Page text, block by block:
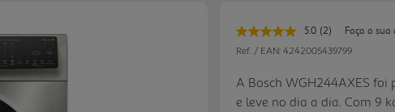
5.0 Leu
2
Link
para
a
(2)
Faça a sua
Ref. / EAN: 4242005439799
A Bosch WGH244AXES
e leve no dia a dia. Com 9